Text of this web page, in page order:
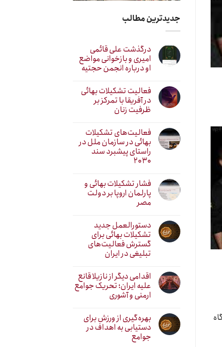
هفته اتهاماتش در شعبه ۷۹ دادگاه
جدیدترین مطالب
درگذشت علی قائمی
امیری و بازخوانی مواضع
او درباره انجمن حجتیه
فعالیت تشکیلات بهائی
در آفریقا با تمرکز بر
ظرفیت زنان
فعالیت‌های تشکیلات
بهائی در سازمان ملل در
راستای پیشبرد سند
۲۰۳۰
فشار تشکیلات بهائی و
پارلمان اروپا بر دولت
مصر
دستورالعمل جدید
تشکیلات بهائی برای
گسترش فعالیت‌های
تبلیغی در ایران
اقدامی دیگر از نازیلا قانع
علیه ایران؛ تحریک جوامع
ارمنی و آشوری
بهره‌گیری از ورزش برای
دستیابی به اهداف در
جوامع